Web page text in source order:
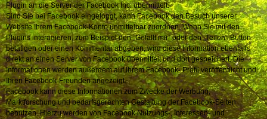
Plugin an die Server der Facebook Inc. übermittelt.
Sind Sie bei Facebook eingeloggt, kann Facebook den Besuch unserer
Website Ihrem Facebook-Konto unmittelbar zuordnen. Wenn Sie mit den
Plugins interagieren, zum Beispiel den „Gefällt mir“ oder den „Teilen“-Button
betätigen oder einen Kommentar abgeben, wird diese Information ebenfalls
direkt an einen Server von Facebook übermittelt und dort gespeichert. Die
Informationen werden außerdem auf Ihrem Facebook- Profil veröffentlicht und
Ihren Facebook-Freunden angezeigt.
Facebook kann diese Informationen zum Zwecke der Werbung,
Marktforschung und bedarfsgerechten Gestaltung der Facebook-Seiten
benutzen. Hierzu werden von Facebook Nutzungs-, Interessen- und